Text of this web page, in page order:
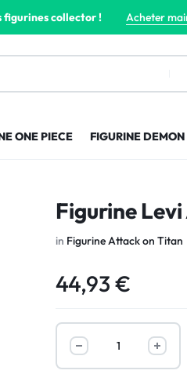
figurines collector ! Acheter
ONE PIECE FIGURINE DEMON
Figurine
in Figurine Attack on Titan
44,93€